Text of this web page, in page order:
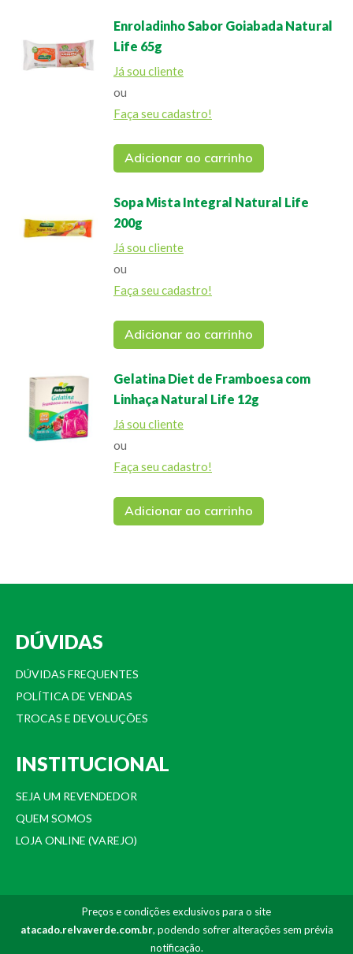
Enroladinho Sabor Goiabada Natural
Life 65g
Já sou cliente
ou
Faça seu cadastro!
Adicionar ao carrinho
Sopa Mista Integral Natural Life
200g
Já sou cliente
ou
Faça seu cadastro!
Adicionar ao carrinho
Gelatina Diet de Framboesa com
Linhaça Natural Life 12g
Já sou cliente
ou
Faça seu cadastro!
Adicionar ao carrinho
DÚVIDAS
DÚVIDAS FREQUENTES
POLÍTICA DE VENDAS
TROCAS E DEVOLUÇÕES
INSTITUCIONAL
SEJA UM REVENDEDOR
QUEM SOMOS
LOJA ONLINE (VAREJO)
Preços e condições exclusivos para o site
atacado.relvaverde.com.br, podendo sofrer alterações sem prévia
notificação.